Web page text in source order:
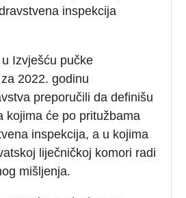
inspekcija
Izvješću pučke
2022. godinu
preporučili da definišu
kojima će po pritužbama
inspekcija, a u kojima
liječničkoj komori radi
mišljenja.